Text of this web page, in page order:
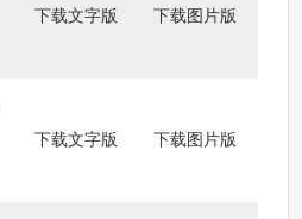
下载文字版 下载图片版
下载文字版 下载图片版